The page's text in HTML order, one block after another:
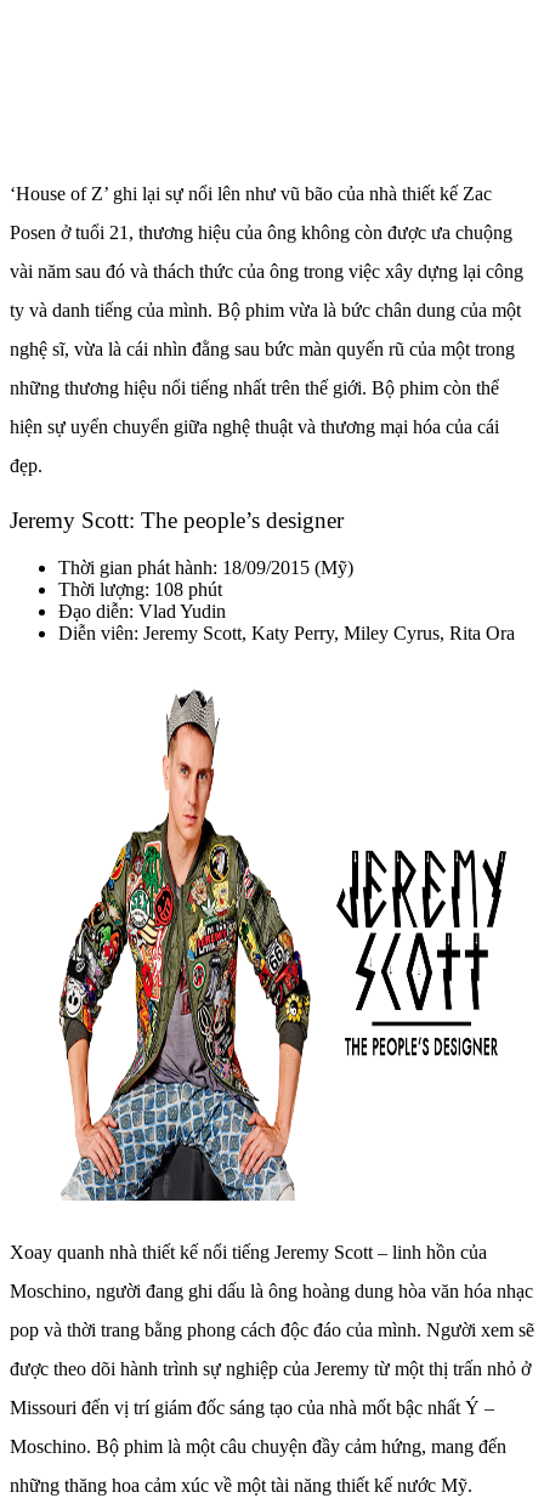
‘House of Z’ ghi lại sự nổi lên như vũ bão của nhà thiết kế Zac
Posen ở tuổi 21, thương hiệu của ông không còn được ưa chuộng
vài năm sau đó và thách thức của ông trong việc xây dựng lại công
ty và danh tiếng của mình. Bộ phim vừa là bức chân dung của một
nghệ sĩ, vừa là cái nhìn đằng sau bức màn quyến rũ của một trong
những thương hiệu nổi tiếng nhất trên thế giới. Bộ phim còn thể
hiện sự uyển chuyển giữa nghệ thuật và thương mại hóa của cái
đẹp.
Jeremy Scott: The people’s designer
Thời gian phát hành: 18/09/2015 (Mỹ)
Thời lượng: 108 phút
Đạo diễn: Vlad Yudin
Diễn viên: Jeremy Scott, Katy Perry, Miley Cyrus, Rita Ora
Xoay quanh nhà thiết kế nổi tiếng Jeremy Scott – linh hồn của
Moschino, người đang ghi dấu là ông hoàng dung hòa văn hóa nhạc
pop và thời trang bằng phong cách độc đáo của mình. Người xem sẽ
được theo dõi hành trình sự nghiệp của Jeremy từ một thị trấn nhỏ ở
Missouri đến vị trí giám đốc sáng tạo của nhà mốt bậc nhất Ý –
Moschino. Bộ phim là một câu chuyện đầy cảm hứng, mang đến
những thăng hoa cảm xúc về một tài năng thiết kế nước Mỹ.